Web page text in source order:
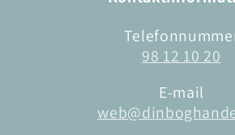
98 12 10 20
E-mail